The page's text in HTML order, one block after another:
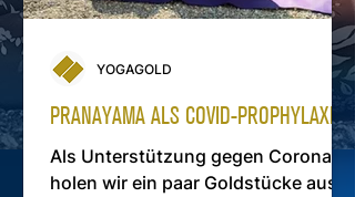
PRANAYAMA ALS COVID-PROPHYLAXE
Als Unterstützung gegen Corona
holen wir ein paar Goldstücke aus
YOGAGOLD